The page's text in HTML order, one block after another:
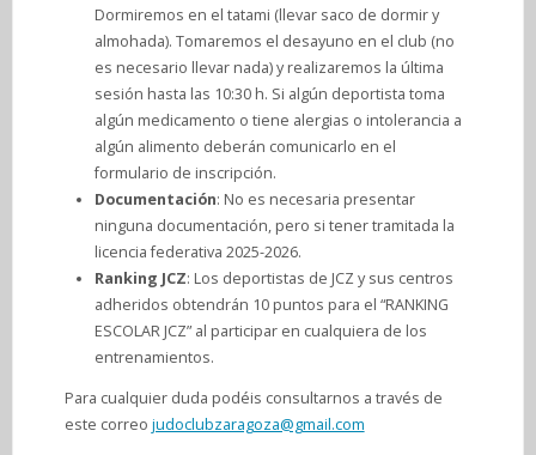
Dormiremos en el tatami (llevar saco de dormir y
almohada). Tomaremos el desayuno en el club (no
es necesario llevar nada) y realizaremos la última
sesión hasta las 10:30 h. Si algún deportista toma
algún medicamento o tiene alergias o intolerancia a
algún alimento deberán comunicarlo en el
formulario de inscripción.
Documentación: No es necesaria presentar
ninguna documentación, pero si tener tramitada la
licencia federativa 2025-2026.
Ranking JCZ: Los deportistas de JCZ y sus centros
adheridos obtendrán 10 puntos para el “RANKING
ESCOLAR JCZ” al participar en cualquiera de los
entrenamientos.
Para cualquier duda podéis consultarnos a través de
este correo judoclubzaragoza@gmail.com